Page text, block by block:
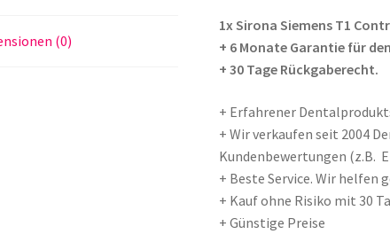
(0)
1x Sirona Siemens T1
+ 6 Monate Garantie für
+ 30 Tage Rückgaberecht.
+ Erfahrener
+ Wir verkaufen seit 2004
Kundenbewertungen (z.B.
+ Beste Service. Wir helfen
+ Kauf ohne Risiko mit 30
+ Günstige Preise